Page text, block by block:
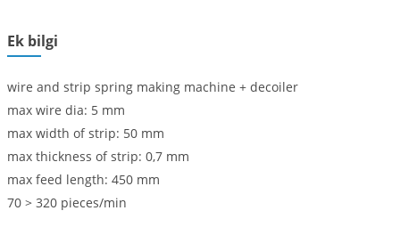
Ek bilgi
wire and strip spring making machine + decoiler
max wire dia: 5 mm
max width of strip: 50 mm
max thickness of strip: 0,7 mm
max feed length: 450 mm
70 > 320 pieces/min